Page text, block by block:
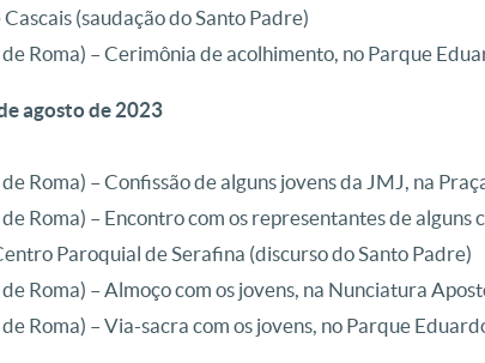
(saudação do Santo Padre)
Roma) – Cerimônia de acolhimento, no Parque
agosto de 2023
Roma) – Confissão de alguns jovens da JMJ, na
Roma) – Encontro com os representantes de alguns
Paroquial de Serafina (discurso do Santo Padre)
Roma) – Almoço com os jovens, na Nunciatura
Roma) – Via-sacra com os jovens, no Parque